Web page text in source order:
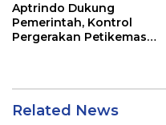
Aptrindo Dukung
Pemerintah, Kontrol
Pergerakan Petikemas
Related News